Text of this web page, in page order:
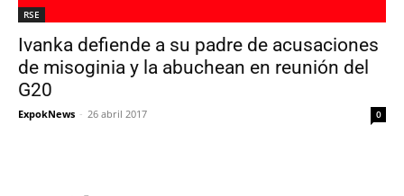
RSE
Ivanka defiende a su padre de acusaciones
de misoginia y la abuchean en reunión del
G20
ExpokNews - 26 abril 2017 0